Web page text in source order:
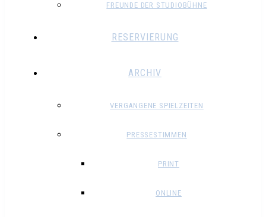
FREUNDE DER STUDIOBÜHNE
RESERVIERUNG
ARCHIV
VERGANGENE SPIELZEITEN
PRESSESTIMMEN
PRINT
ONLINE